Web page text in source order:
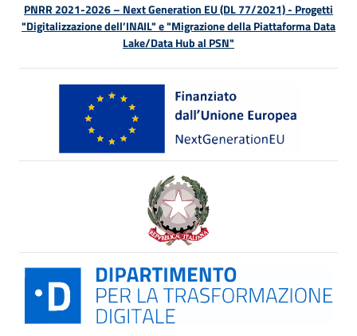
PNRR 2021-2026 – Next Generation EU (DL 77/2021) - Progetti
"Digitalizzazione dell’INAIL" e "Migrazione della Piattaforma Data
Lake/Data Hub al PSN"